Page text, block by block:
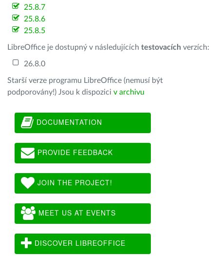
25.8.7
25.8.6
25.8.5
LibreOffice je dostupný v následujících testovacích verzích:
26.8.0
Starší verze programu LibreOffice (nemusí být
podporovány!) Jsou k dispozici v archivu
DOCUMENTATION
PROVIDE FEEDBACK
JOIN THE PROJECT!
MEET US AT EVENTS
DISCOVER LIBREOFFICE